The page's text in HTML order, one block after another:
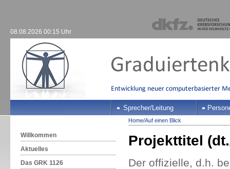
08.08.2026 00:15 Uhr
Sprecher/Leitung
Willkommen
Aktuelles
Das GRK 1126
Home/Auf einen Blick
Projekttitel
Der offizielle, d.h.